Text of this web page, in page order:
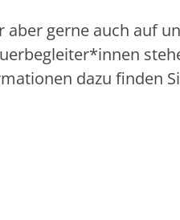
gerne auch auf
dazu finden